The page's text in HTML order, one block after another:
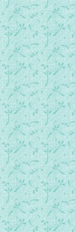
.MP3
.MP3
.MP3
神视(1).MP3
神视(2).MP3
神视(3).MP3
神视(4).MP3
神视(5).MP3
的考验（1）.MP3
的考验（2）.MP3
的考验（3）.MP3
的考验（4）.MP3